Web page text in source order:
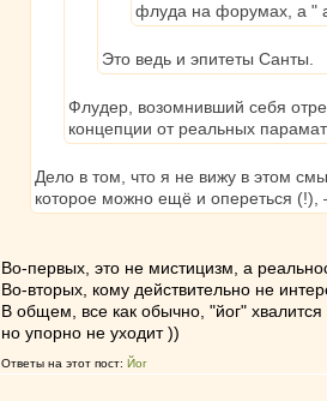
флуда на форумах, а "
Это ведь и эпитеты Санты.
Флудер, возомнивший себя
концепции от реальных
Дело в том, что я не вижу в этом
которое можно ещё и опереться
Во-первых, это не мистицизм, а
Во-вторых, кому действительно не
В общем, все как обычно, "йог"
но упорно не уходит ))
Ответы на этот пост: Йог